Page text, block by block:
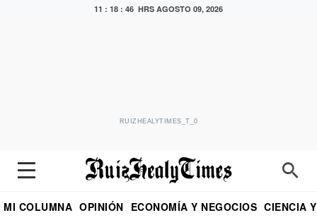
11 : 18 : 47 HRS AGOSTO 09, 2026
RUIZHEALYTIMES_T_0
MI COLUMNA OPINIÓN ECONOMÍA Y NEGOCIOS CIENCIA